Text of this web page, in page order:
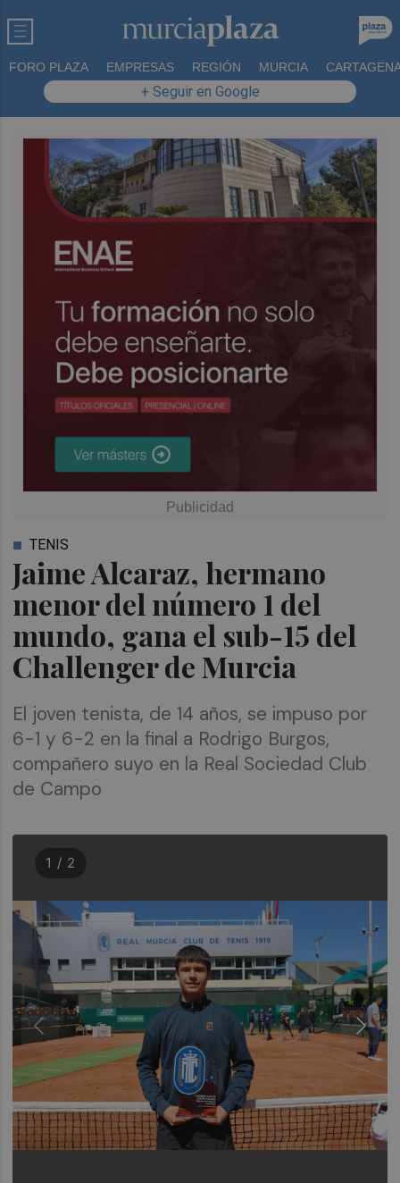
FORO PLAZA EMPRESAS REGIÓN MURCIA
+ Seguir en Google
Jaime Alcaraz, hermano
menor del número 1 del
mundo, gana el sub-15 del
Challenger de Murcia
TENIS
El joven tenista, de 14 años, se impuso por
6-1 y 6-2 en la final a Rodrigo Burgos,
compañero suyo en la Real Sociedad Club
de Campo
1 / 2